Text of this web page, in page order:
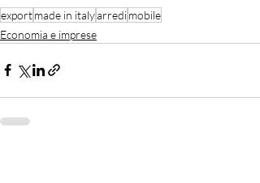
exportmade in italyarredimobile
Economia e imprese